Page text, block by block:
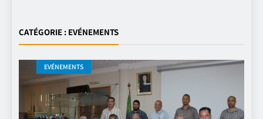
CATÉGORIE : EVÉNEMENTS
EVÉNEMENTS